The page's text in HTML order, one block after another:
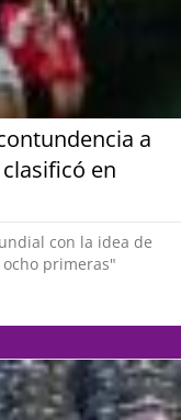
a
en
con la idea de
primeras"